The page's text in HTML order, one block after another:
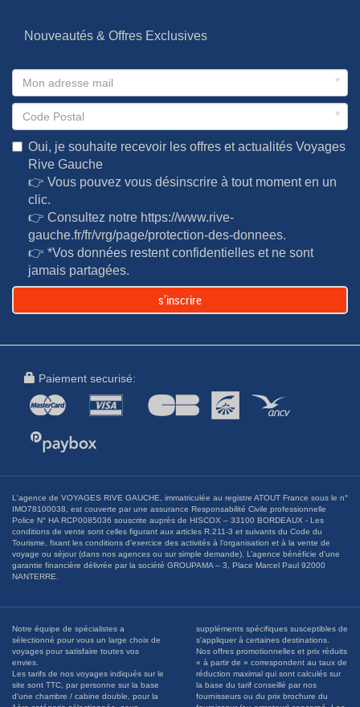
Nouveautés & Offres Exclusives
*
*
Oui, je souhaite recevoir les offres et actualités Voyages
Rive Gauche
👉 Vous pouvez vous désinscrire à tout moment en un
clic.
👉 Consultez notre https://www.rive-
gauche.fr/fr/vrg/page/protection-des-donnees.
👉 *Vos données restent confidentielles et ne sont
jamais partagées.
s’inscrire
Paiement securisé:
L'agence de VOYAGES RIVE GAUCHE, immatriculée au registre ATOUT France sous le n°
IMO78100038, est couverte par une assurance Responsabilité Civile professionnelle
Police N° HA RCP0085036 souscrite auprès de HISCOX – 33100 BORDEAUX - Les
conditions de vente sont celles figurant aux articles R.211-3 et suivants du Code du
Tourisme, fixant les conditions d’exercice des activités à l’organisation et à la vente de
voyage ou séjour (dans nos agences ou sur simple demande). L’agence bénéficie d’une
garantie financière délivrée par la société GROUPAMA – 3, Place Marcel Paul 92000
NANTERRE.
Notre équipe de spécialistes a
sélectionné pour vous un large choix de
voyages pour satisfaire toutes vos
envies.
Les tarifs de nos voyages indiqués sur le
site sont TTC, par personne sur la base
d'une chambre / cabine double, pour la
suppléments spécifiques susceptibles de
s'appliquer à certaines destinations.
Nos offres promotionnelles et prix réduits
« à partir de » correspondent au taux de
réduction maximal qui sont calculés sur
la base du tarif conseillé par nos
fournisseurs ou du prix brochure du